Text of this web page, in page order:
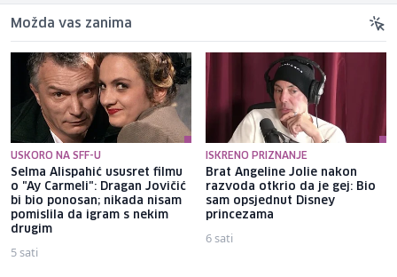
Možda vas zanima
USKORO NA SFF-U
Selma Alispahić ususret filmu
o "Ay Carmeli": Dragan Jovičić
bi bio ponosan; nikada nisam
pomislila da igram s nekim
drugim
5 sati
ISKRENO PRIZNANJE
Brat Angeline Jolie nakon
razvoda otkrio da je gej: Bio
sam opsjednut Disney
princezama
6 sati